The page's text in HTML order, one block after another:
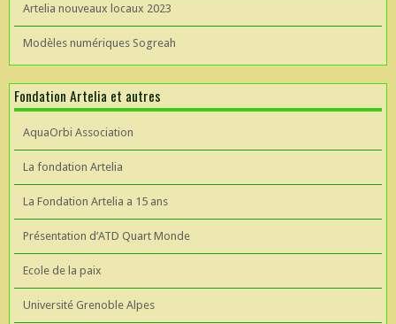
Artelia nouveaux locaux 2023
Modèles numériques Sogreah
Fondation Artelia et autres
AquaOrbi Association
La fondation Artelia
La Fondation Artelia a 15 ans
Présentation d’ATD Quart Monde
Ecole de la paix
Université Grenoble Alpes